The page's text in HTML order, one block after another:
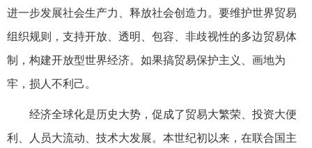
进一步发展社会生产力、释放社会创造力。要维护世界贸易
组织规则，支持开放、透明、包容、非歧视性的多边贸易体
制，构建开放型世界经济。如果搞贸易保护主义、画地为
牢，损人不利己。
经济全球化是历史大势，促成了贸易大繁荣、投资大便
利、人员大流动、技术大发展。本世纪初以来，在联合国主